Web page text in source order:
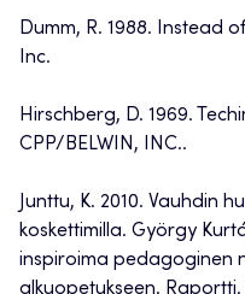
Dumm, R. 1988. Instead
Inc.
Hirschberg, D. 1969.
CPP/BELWIN, INC..
Junttu, K. 2010. Vauhdin
koskettimilla. György
inspiroima pedagoginen
alkuopetukseen.